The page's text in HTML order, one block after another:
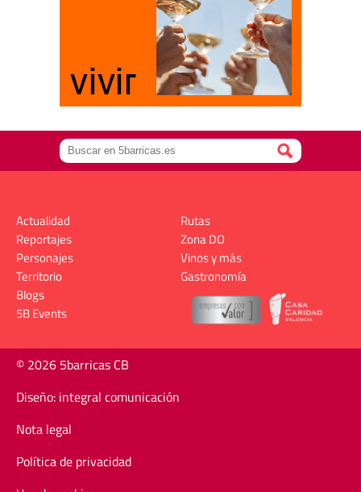
Actualidad
Reportajes
Personajes
Territorio
Rutas
Zona DO
Vinos y más
Gastronomía
Blogs
5B Events
© 2026 5barricas CB
Diseño: integral comunicación
Nota legal
Política de privacidad